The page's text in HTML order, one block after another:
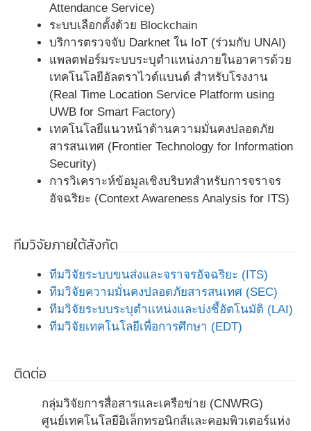
Attendance Service)
ระบบเลือกตั้งด้วย Blockchain
บริการตรวจจับ Darknet ใน IoT (ร่วมกับ UNAI)
แพลตฟอร์มระบบระบุตำแหน่งภายในอาคารด้วย
เทคโนโลยีอัลตราไวด์แบนด์ สำหรับโรงงาน
(Real Time Location Service Platform using
UWB for Smart Factory)
เทคโนโลยีแนวหน้าด้านความมั่นคงปลอดภัย
สารสนเทศ (Frontier Technology for Information
Security)
การวิเคราะห์ข้อมูลเชิงบริบทสำหรับการจราจร
อัจฉริยะ (Context Awareness Analysis for ITS)
ทีมวิจัยภายใต้สังกัด
ทีมวิจัยระบบขนส่งและจราจรอัจฉริยะ (ITS)
ทีมวิจัยความมั่นคงปลอดภัยสารสนเทศ (SEC)
ทีมวิจัยระบบระบุตำแหน่งและบ่งชี้อัตโนมัติ (LAI)
ทีมวิจัยเทคโนโลยีเพื่อการศึกษา (EDT)
ติดต่อ
กลุ่มวิจัยการสื่อสารและเครือข่าย (CNWRG)
ศูนย์เทคโนโลยีอิเล็กทรอนิกส์และคอมพิวเตอร์แห่ง